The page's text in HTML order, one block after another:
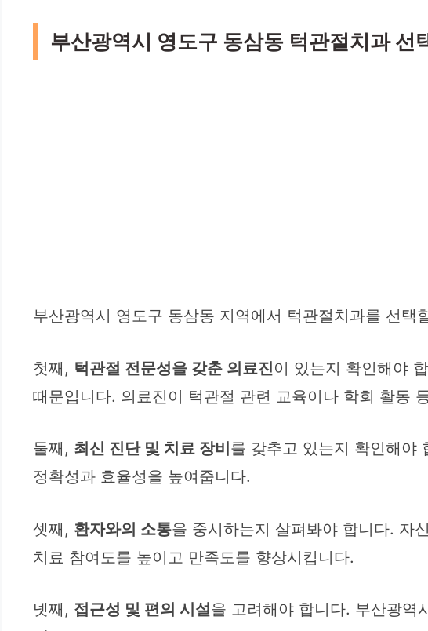
부산광역시 영도구 동삼동 턱관절치과 선
부산광역시 영도구 동삼동 지역에서 턱관절치과를 선
첫째, 턱관절 전문성을 갖춘 의료진이 있는지 확인해야
때문입니다. 의료진이 턱관절 관련 교육이나 학회 활동
둘째, 최신 진단 및 치료 장비를 갖추고 있는지 확인해야
정확성과 효율성을 높여줍니다.
셋째, 환자와의 소통을 중시하는지 살펴봐야 합니다. 자
치료 참여도를 높이고 만족도를 향상시킵니다.
넷째, 접근성 및 편의 시설을 고려해야 합니다. 부산광역